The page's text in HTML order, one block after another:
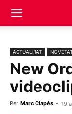
ACTUALITAT
New
Per Marc Clapés - 19